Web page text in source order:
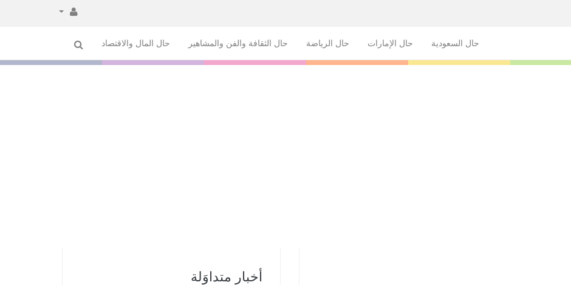
حال السعودية حال الإمارات حال الرياضة حال الثقافة والفن والمشاهير حال المال والاقتصاد
أخبار متداوَلة